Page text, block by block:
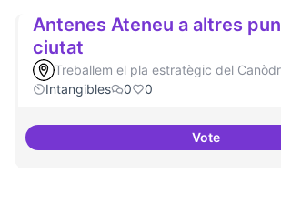
Antenes Ateneu a altres
ciutat
Treballem el pla estratègic del
Intangibles
0 0
VoteAntenes